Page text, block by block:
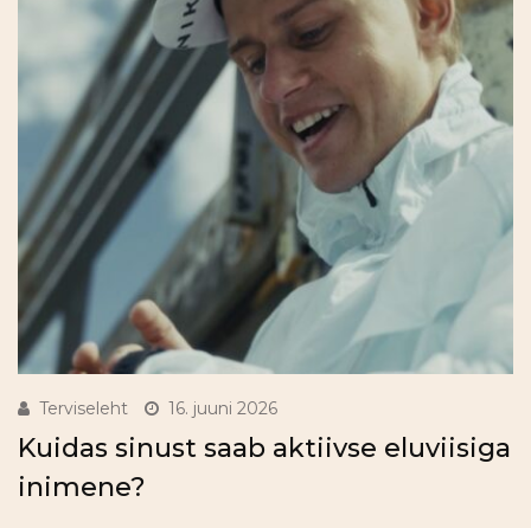
Terviseleht 16. juuni 2026
Kuidas sinust saab aktiivse eluviisiga
inimene?